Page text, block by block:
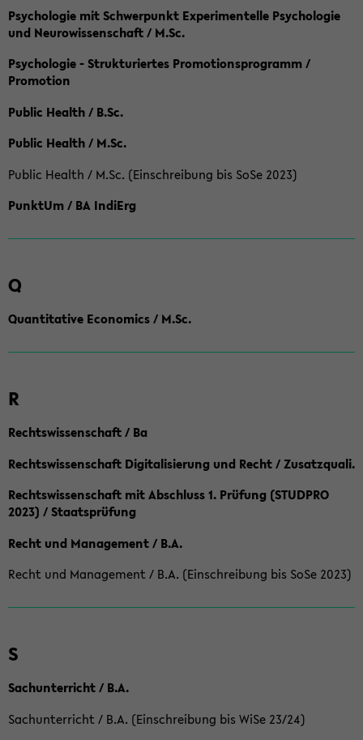
Psychologie mit Schwerpunkt Experimentelle Psychologie
und Neurowissenschaft / M.Sc.
Psychologie - Strukturiertes Promotionsprogramm /
Promotion
Public Health / B.Sc.
Public Health / M.Sc.
Public Health / M.Sc. (Einschreibung bis SoSe 2023)
PunktUm / BA IndiErg
Q
Quantitative Economics / M.Sc.
R
Rechtswissenschaft / Ba
Rechtswissenschaft Digitalisierung und Recht / Zusatzquali.
Rechtswissenschaft mit Abschluss 1. Prüfung (STUDPRO
2023) / Staatsprüfung
Recht und Management / B.A.
Recht und Management / B.A. (Einschreibung bis SoSe 2023)
S
Sachunterricht / B.A.
Sachunterricht / B.A. (Einschreibung bis WiSe 23/24)